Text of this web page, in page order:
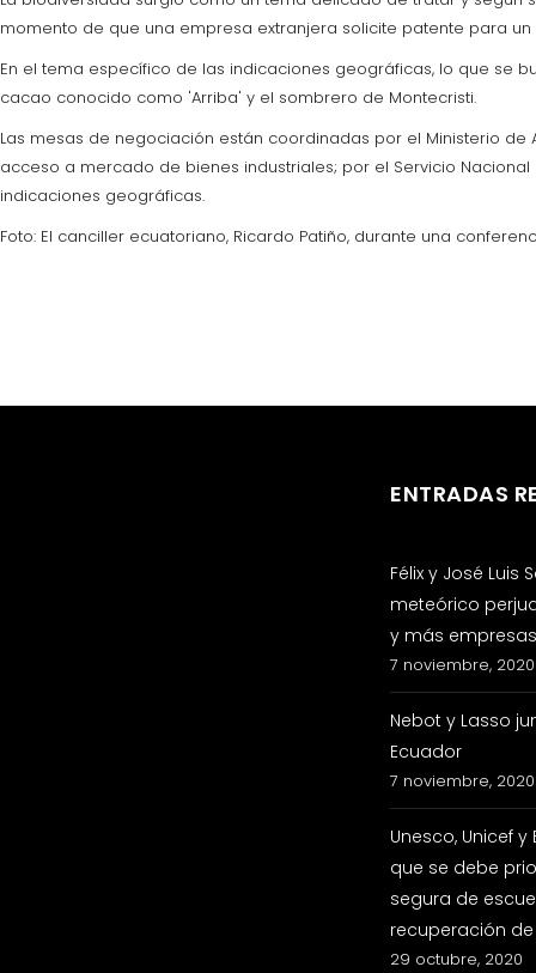
momento de que una empresa extranjera solicite patente para
En el tema específico de las indicaciones geográficas, lo que se
cacao conocido como 'Arriba' y el sombrero de Montecristi.
Las mesas de negociación están coordinadas por el Ministerio
acceso a mercado de bienes industriales; por el Servicio
indicaciones geográficas.
Foto: El canciller ecuatoriano, Ricardo Patiño, durante una
ENTRADAS
Félix y José Luis
meteórico
y más
7 noviembre, 2020
Nebot y Lasso
Ecuador
7 noviembre, 2020
Unesco, Unicef
que se debe
segura de
recuperación
29 octubre, 2020